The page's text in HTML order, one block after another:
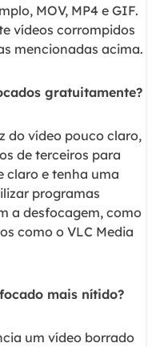
MOV, MP4 e GIF.
vídeos corrompidos
mencionadas acima.
gratuitamente?
do vídeo pouco claro,
de terceiros para
claro e tenha uma
programas
a desfocagem, como
como o VLC Media
mais nítido?
um vídeo borrado